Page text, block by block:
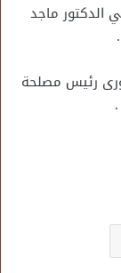
الدكتور ماجد
رئيس مصلحة